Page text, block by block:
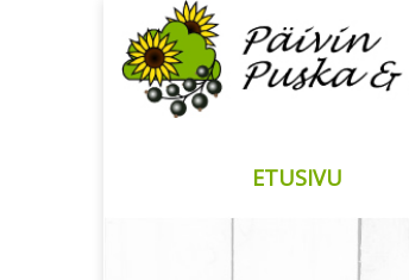
ETUSIVU